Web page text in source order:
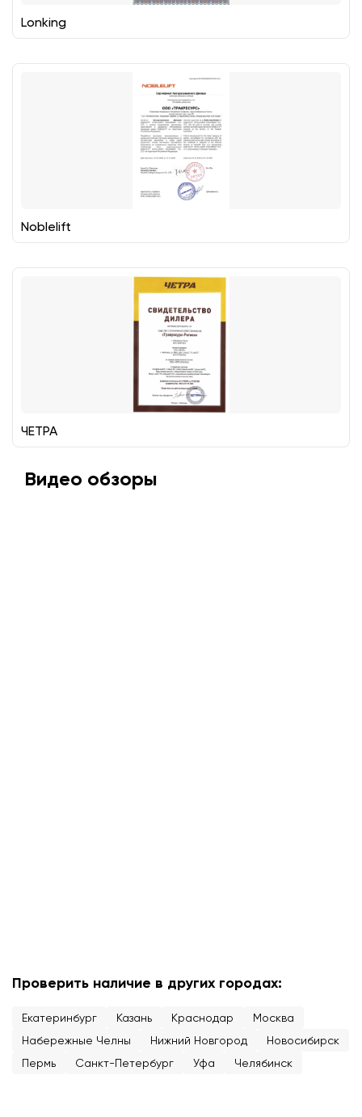
Lonking
Noblelift
ЧЕТРА
Видео обзоры
Проверить наличие в других городах:
Екатеринбург Казань Краснодар
Москва
Набережные Челны
Нижний Новгород
Новосибирск
Пермь
Санкт-Петербург Уфа Челябинск